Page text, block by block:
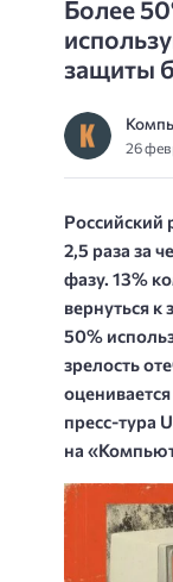
Более
защиты
26
Российский
2,5 раза за
фазу. 13%
вернуться
50%
зрелость
пресс-тура
на